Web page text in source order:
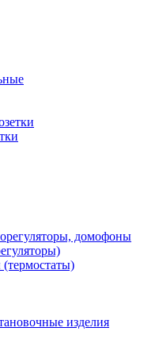
домофоны
(термостаты)
изделия